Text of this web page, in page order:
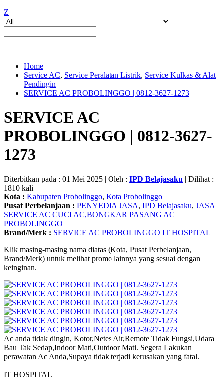
Z
Home
Service AC, Service Peralatan Listrik, Service Kulkas & Alat
Pendingin
SERVICE AC PROBOLINGGO | 0812-3627-1273
SERVICE AC
PROBOLINGGO | 0812-3627-
1273
Diterbitkan pada : 01 Mei 2025 | Oleh : IPD Belajasaku | Dilihat :
1810 kali
Kota : Kabupaten Probolinggo, Kota Probolinggo
Pusat Perbelanjaan : PENYEDIA JASA, IPD Belajasaku, JASA
SERVICE AC CUCI AC,BONGKAR PASANG AC
PROBOLINGGO
Brand/Merk : SERVICE AC PROBOLINGGO IT HOSPITAL
Klik masing-masing nama diatas (Kota, Pusat Perbelanjaan,
Brand/Merk) untuk melihat promo lainnya yang sesuai dengan
keinginan.
Ac anda tidak dingin, Kotor,Netes Air,Remote Tidak Fungsi,Udara
Bau Tak Sedap,Indoor Mati,Outdoor Mati. Segera Lakukan
perawatan Ac Anda,Supaya tidak terjadi kerusakan yang fatal.
IT HOSPITAL